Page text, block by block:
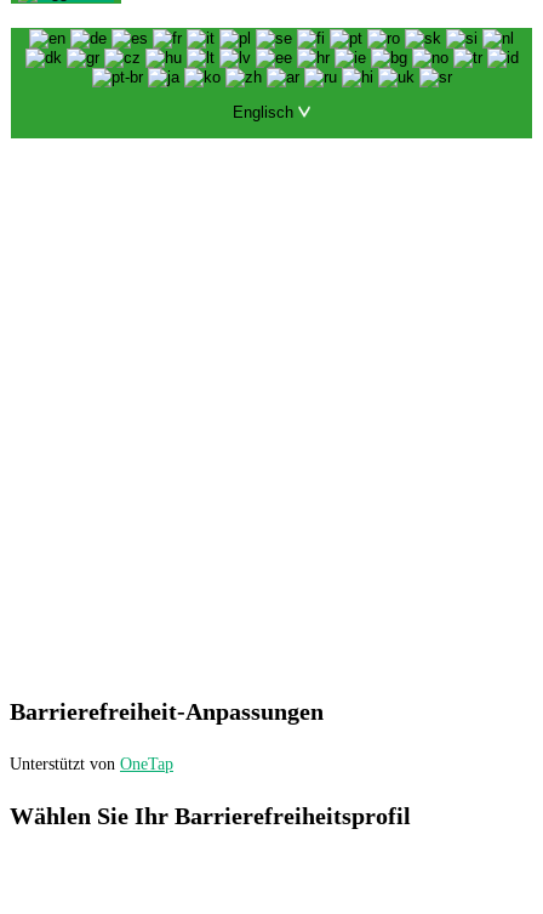
Englisch
Barrierefreiheit-Anpassungen
Unterstützt von OneTap
Wählen Sie Ihr Barrierefreiheitsprofil